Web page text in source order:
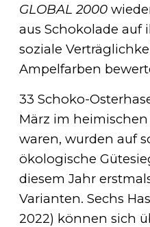
GLOBAL 2000
aus Schokolade auf
soziale
Ampelfarben
33 Schoko-
März im
waren, wurden auf
ökologische
diesem Jahr
Varianten. Sechs
2022) können sich